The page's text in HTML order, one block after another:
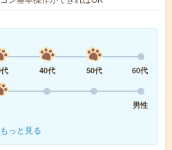
40代 50代
60代
男性
もっと見る